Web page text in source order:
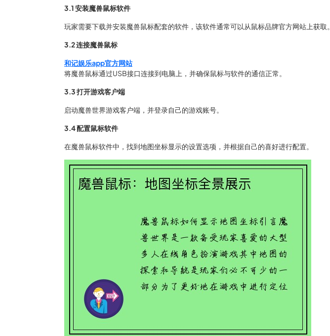
3.1 安装魔兽鼠标软件
玩家需要下载并安装魔兽鼠标配套的软件，该软件通常可以从鼠标品牌官方网站上获取。
3.2 连接魔兽鼠标
和记娱乐app官方网站
将魔兽鼠标通过USB接口连接到电脑上，并确保鼠标与软件的通信正常。
3.3 打开游戏客户端
启动魔兽世界游戏客户端，并登录自己的游戏账号。
3.4 配置鼠标软件
在魔兽鼠标软件中，找到地图坐标显示的设置选项，并根据自己的喜好进行配置。